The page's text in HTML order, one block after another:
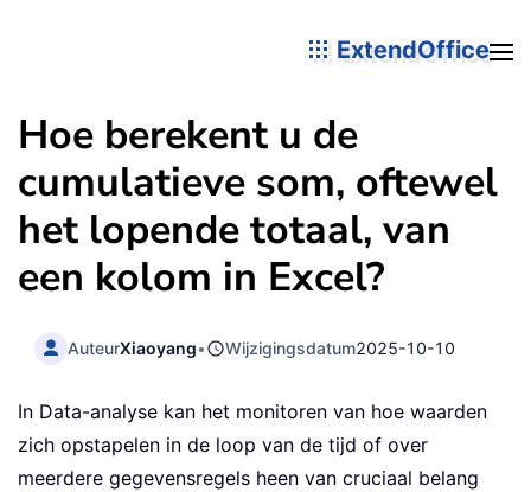
ExtendOffice
Hoe berekent u de
cumulatieve som, oftewel
het lopende totaal, van
een kolom in Excel?
AuteurXiaoyang• Wijzigingsdatum2025-10-10
In Data-analyse kan het monitoren van hoe waarden
zich opstapelen in de loop van de tijd of over
meerdere gegevensregels heen van cruciaal belang